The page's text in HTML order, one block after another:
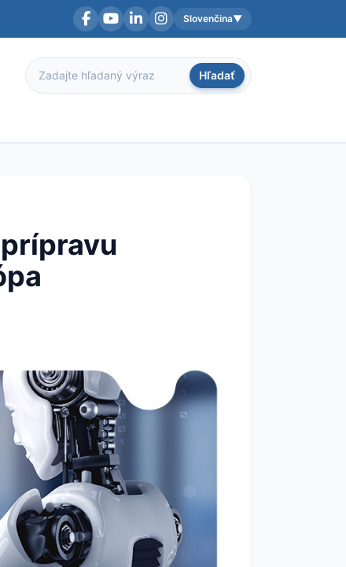
FacebookYouTubeLinkedInInstagramAktuálny jazyk:
Slovenčina▼
Hľadať
Hľadať